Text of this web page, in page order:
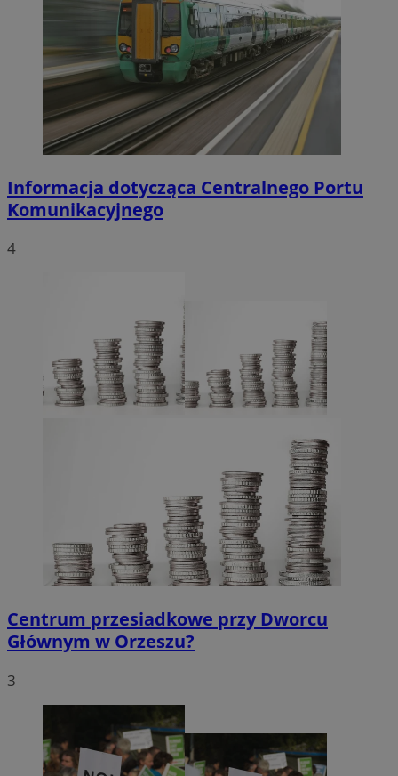
Informacja dotycząca Centralnego Portu
Komunikacyjnego
4
Centrum przesiadkowe przy Dworcu
Głównym w Orzeszu?
3